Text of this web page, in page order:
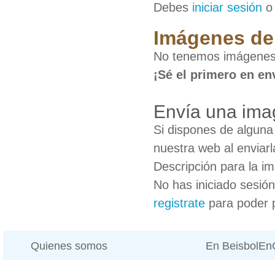
Debes iniciar sesión
Imágenes
No tenemos
¡Sé el primero en
Envía una
Si dispones de
nuestra web al
Descripción para la
No has iniciado
registrate para poder
Quienes somos En